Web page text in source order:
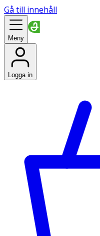
Gå till innehåll
Meny
Logga in